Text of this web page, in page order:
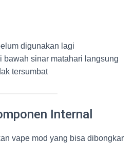
digunakan lagi
bawah sinar matahari langsung
tersumbat
Internal
vape mod yang bisa dibongkar